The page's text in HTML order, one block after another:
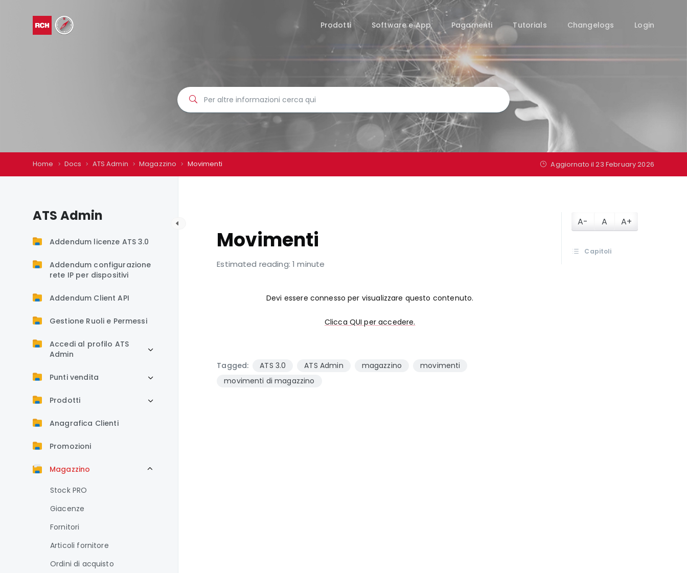
Prodotti Software e App Pagamenti Tutorials Changelogs Login
Home Docs ATS Admin Magazzino Movimenti Aggiornato il23 February 2026
ATS Admin
Addendum licenze ATS 3.0
Addendum configurazione
rete IP per dispositivi
Addendum Client API
Gestione Ruoli e Permessi
Accedi al profilo ATS
Admin
Punti vendita
Prodotti
Anagrafica Clienti
Promozioni
Magazzino
Stock PRO
Giacenze
Fornitori
Articoli fornitore
Ordini di acquisto
Movimenti
Estimated reading: 1 minute
Devi essere connesso per visualizzare questo contenuto.
Clicca QUI per accedere.
Tagged: ATS 3.0 ATS Admin magazzino
movimenti
movimenti di magazzino
A- A A+
Capitoli